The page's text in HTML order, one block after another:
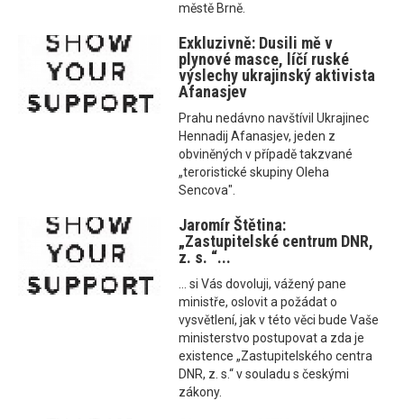
městě Brně.
Exkluzivně: Dusili mě v
plynové masce, líčí ruské
výslechy ukrajinský aktivista
Afanasjev
Prahu nedávno navštívil Ukrajinec
Hennadij Afanasjev, jeden z
obviněných v případě takzvané
„teroristické skupiny Oleha
Sencova".
Jaromír Štětina:
„Zastupitelské centrum DNR,
z. s. “...
... si Vás dovoluji, vážený pane
ministře, oslovit a požádat o
vysvětlení, jak v této věci bude Vaše
ministerstvo postupovat a zda je
existence „Zastupitelského centra
DNR, z. s.“ v souladu s českými
zákony.